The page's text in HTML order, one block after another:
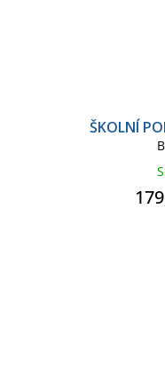
ŠKOLNÍ